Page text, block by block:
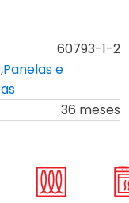
60793-1-2
,Panelas e
36 meses